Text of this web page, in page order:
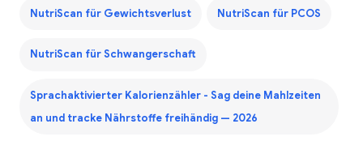
NutriScan für Gewichtsverlust NutriScan für PCOS
NutriScan für Schwangerschaft
Sprachaktivierter Kalorienzähler - Sag deine Mahlzeiten
an und tracke Nährstoffe freihändig — 2026